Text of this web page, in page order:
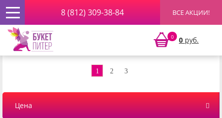
ВСЕ АКЦИИ!
8 (812) 309-38-84
0 0 руб.
Главная » ФРАНЦУЗСКИЕ РОЗЫ
ФРАНЦУЗСКИЕ РОЗЫ
1 2 3
Цена